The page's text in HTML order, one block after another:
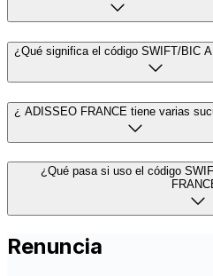
¿Qué significa el código SWIFT/BIC
¿ ADISSEO FRANCE tiene varias
¿Qué pasa si uso el código
Renuncia